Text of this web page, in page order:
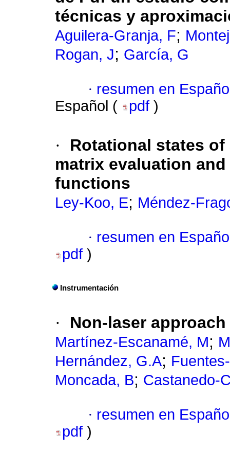
técnicas y
Aguilera-Granja, F;
Rogan, J; García, G
· resumen en
Español (
pdf )
·
Rotational states
matrix evaluation
functions
Ley-Koo, E; Méndez-
· resumen en
pdf )
Instrumentación
· Non-laser
Martínez-Escanamé, M;
Hernández, G.A;
Moncada, B; Castanedo-
· resumen en
pdf )